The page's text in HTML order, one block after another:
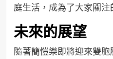
庭生活，成為了大家關注
未來的展望
隨著簡愷樂即將迎來雙